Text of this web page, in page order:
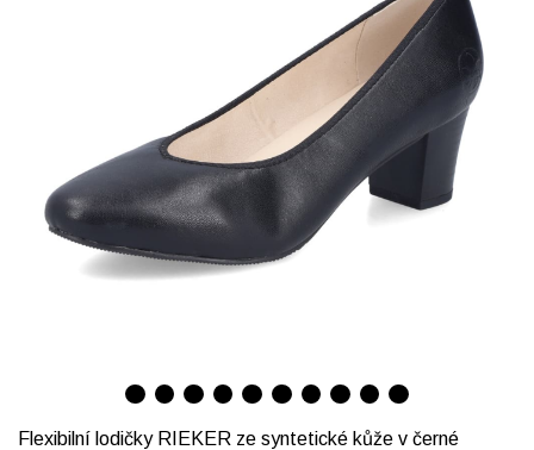
Flexibilní lodičky RIEKER ze syntetické kůže v černé